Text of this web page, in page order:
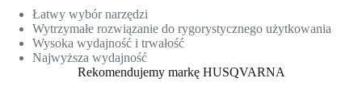
Łatwy wybór narzędzi
Wytrzymałe rozwiązanie do rygorystycznego użytkowania
Wysoka wydajność i trwałość
Najwyższa wydajność
Rekomendujemy markę HUSQVARNA